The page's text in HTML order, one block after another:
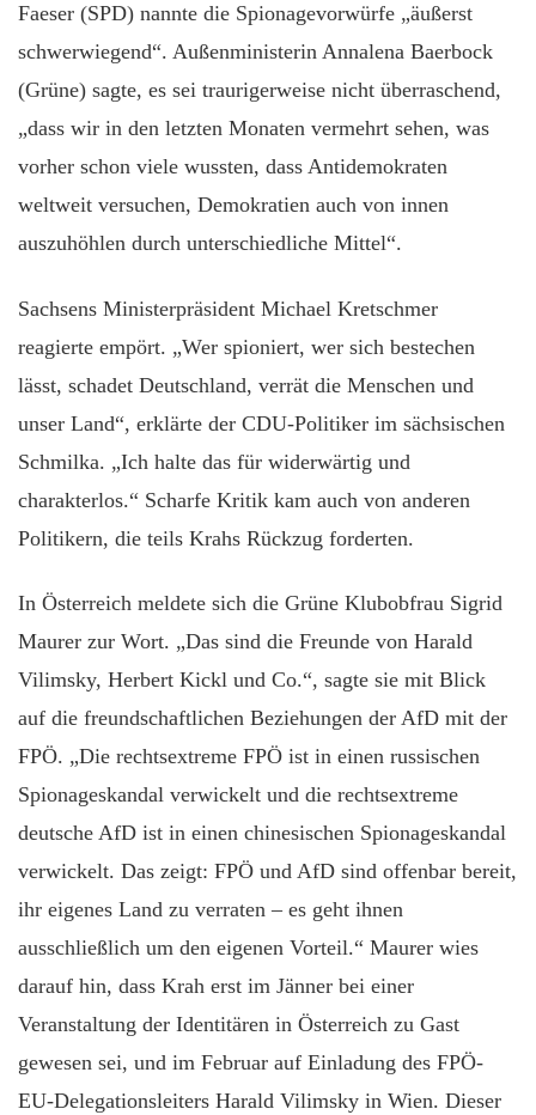
Faeser (SPD) nannte die Spionagevorwürfe „äußerst
schwerwiegend“. Außenministerin Annalena Baerbock
(Grüne) sagte, es sei traurigerweise nicht überraschend,
„dass wir in den letzten Monaten vermehrt sehen, was
vorher schon viele wussten, dass Antidemokraten
weltweit versuchen, Demokratien auch von innen
auszuhöhlen durch unterschiedliche Mittel“.
Sachsens Ministerpräsident Michael Kretschmer
reagierte empört. „Wer spioniert, wer sich bestechen
lässt, schadet Deutschland, verrät die Menschen und
unser Land“, erklärte der CDU-Politiker im sächsischen
Schmilka. „Ich halte das für widerwärtig und
charakterlos.“ Scharfe Kritik kam auch von anderen
Politikern, die teils Krahs Rückzug forderten.
In Österreich meldete sich die Grüne Klubobfrau Sigrid
Maurer zur Wort. „Das sind die Freunde von Harald
Vilimsky, Herbert Kickl und Co.“, sagte sie mit Blick
auf die freundschaftlichen Beziehungen der AfD mit der
FPÖ. „Die rechtsextreme FPÖ ist in einen russischen
Spionageskandal verwickelt und die rechtsextreme
deutsche AfD ist in einen chinesischen Spionageskandal
verwickelt. Das zeigt: FPÖ und AfD sind offenbar bereit,
ihr eigenes Land zu verraten – es geht ihnen
ausschließlich um den eigenen Vorteil.“ Maurer wies
darauf hin, dass Krah erst im Jänner bei einer
Veranstaltung der Identitären in Österreich zu Gast
gewesen sei, und im Februar auf Einladung des FPÖ-
EU-Delegationsleiters Harald Vilimsky in Wien. Dieser